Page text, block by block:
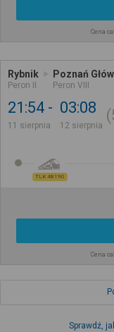
Cena
Rybnik
Peron II
Poznań
Peron VIII
21:54
11 sierpnia
03:08
12 sierpnia
TLK 48190
Cena
Sprawdź,